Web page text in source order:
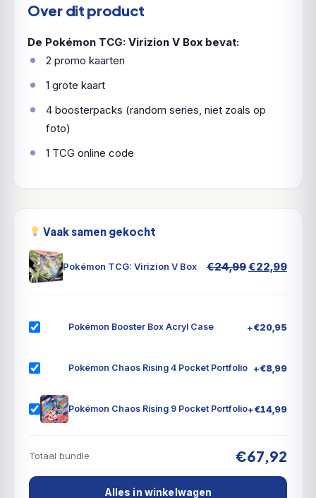
Over dit product
De Pokémon TCG: Virizion V Box bevat:
2 promo kaarten
1 grote kaart
4 boosterpacks (random series, niet zoals op
foto)
1 TCG online code
Vaak samen gekocht
Pokémon TCG: Virizion V Box €24,99€22,99
Pokémon Booster Box Acryl Case +€20,95
Pokémon Chaos Rising 4 Pocket Portfolio +€8,99
Pokémon Chaos Rising 9 Pocket Portfolio+€14,99
Totaal bundle €67,92
Alles in winkelwagen